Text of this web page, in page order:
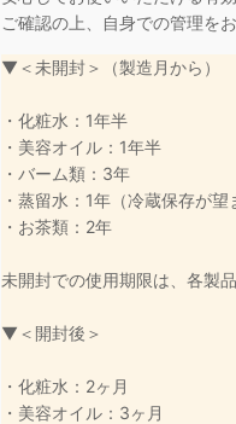
ご確認の上、自身での管理を
▼＜未開封＞（製造月から）
・化粧水：1年半
・美容オイル：1年半
・バーム類：3年
・蒸留水：1年（冷蔵保存が望
・お茶類：2年
未開封での使用期限は、各製
▼＜開封後＞
・化粧水：2ヶ月
・美容オイル：3ヶ月